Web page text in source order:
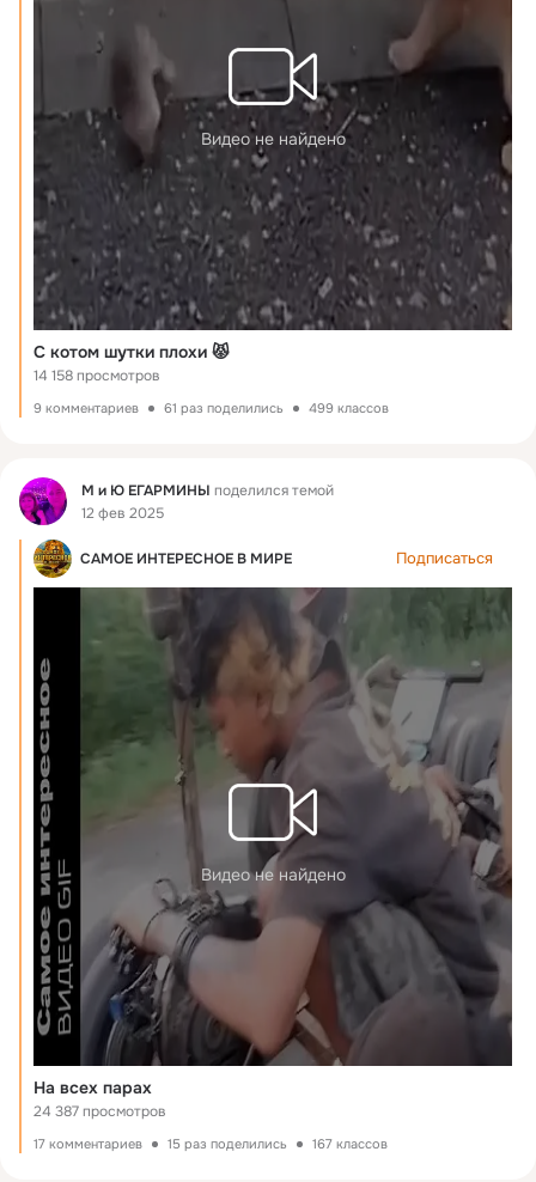
Видео не найдено
С котом шутки плохи 😾
14 158 просмотров
9 комментариев 61 раз поделились 499 классов
Фид М и Ю ЕГАРМИНЫ поделился темой
12 фев 2025
САМОЕ ИНТЕРЕСНОЕ В МИРЕ Подписаться
Видео не найдено
На всех парах
24 387 просмотров
17 комментариев 15 раз поделились 167 классов